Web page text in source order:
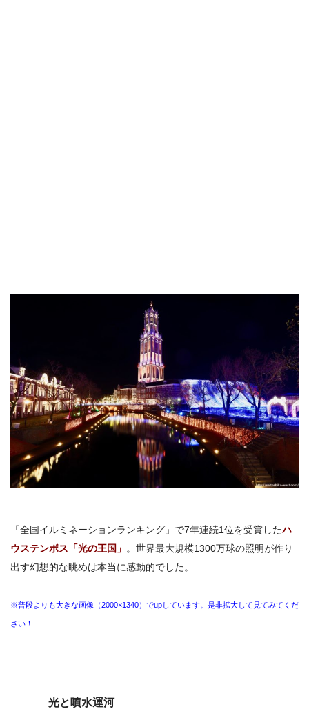
「全国イルミネーションランキング」で7年連続1位を受賞したハ
ウステンボス「光の王国」 。 世界最大規模1300万球の照明が作り
出す幻想的な眺めは本当に感動的でした。
※普段よりも大きな画像（2000×1340）でupしています。是非拡大して見てみてくだ
さい！
光と噴水運河